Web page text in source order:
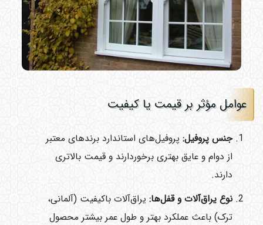
عوامل مؤثر بر قیمت یا کیفیت
جنس پروفیل:پروفیل‌های استاندارد برندهای معتبر
از دوام و عایق بهتری برخوردارند و قیمت بالاتری
دارند.
نوع یراق‌آلات و قفل‌ها:یراق‌آلات باکیفیت (آلمانی،
ترک) باعث عملکرد بهتر و طول عمر بیشتر محصول